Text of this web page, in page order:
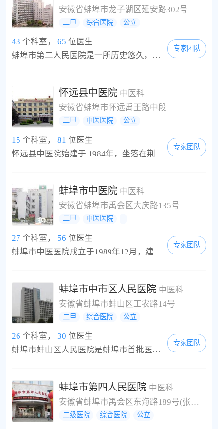
安徽省蚌埠市龙子湖区延安路302号
二甲 综合医院 公立
43 个科室， 65 位医生
蚌埠市第二人民医院是一所历史悠久，集医疗、科研、教学为一体，规模较大的综合性医院，也是蚌埠市唯一的一所红十字医院。它始创于1925年，其前身为意大利在华开办的教会医院，名为“仁慈医院”。1994年被国家卫生部评为“二级甲等医院”，1996年被评为“国家级爱婴医院”，现为卫生部紧急救援中心网络医院。医院占地面积6500平方米，建筑面积2.6万平方米，编制床位450张，实际开放床位520张。现有在职职工802人，离退休370人，其中，高级专...
专家团队
怀远县中医院 中医科
安徽省蚌埠市怀远禹王路中段
二甲 中医医院 公立
15 个科室， 81 位医生
怀远县中医院始建于 1984年，坐落在荆山之麓，涡淮之滨，依山傍水，景色秀丽。1998年被国家中医药管理局评为“二级甲等中医院”，先后荣获全国卫生先进集体、全省示范中医院、全省卫生先进集体、市级文明单位等多项光荣称号。2006年被省司法厅授予法医临床司法鉴定单位，2011年被评定为安徽中医学院临床教学医院。医院秉承“厚德、精医、怀善、致远”的院训，坚持“传承创新、济世惠民”的办院宗旨，励精图治，锐意进取，经过20多年的建...
专家团队
蚌埠市中医院 中医科
安徽省蚌埠市禹会区大庆路135号
二甲 中医医院
27 个科室， 56 位医生
蚌埠市中医医院成立于1989年12月，建院之初只有七十多名职工和一些简单的医疗器械，开设病床40张。十八年来，在政府的支持和帮助下，经过全院职工的艰苦创业，医院在规模、技术、人才、设备等方面都取得了长足进步，已发展成为编制床位210张，集医疗、科研、教学、康复、预防为一体的二级甲等中医医院，承担着蚌埠市人民群众的中医医疗保健防病任务，而且服务范围辐射至周边的阜阳、亳州、宿州、滁州等市。医院在职职工200人，其中高级...
专家团队
蚌埠市中市区人民医院 中医科
安徽省蚌埠市蚌山区工农路14号
二甲 综合医院 公立
26 个科室， 30 位医生
蚌埠市蚌山区人民医院是蚌埠市首批医保一级定点医院，新医疗楼建筑面积2500平方米，现有高、中级医技人员60余人，按一级甲等医院设置科室，功能齐全。有进口全自动血球分析仪，生化分析仪、尿液快速分析仪，心腹两用B超机，6511型心电图机，程控式F78－ⅡＣ型300mA医用诊断Ｘ射线机和SC-I型摄影床、脑电、地形图、乳腺诊断仪等先进设备，医院实行计算机管理。 手术室备有各科手术器械和代表国内先进水平的双凝高频电刀、麻醉机、心电监...
专家团队
蚌埠市第四人民医院 中医科
安徽省蚌埠市禹会区东海路189号(张公山四村，卷烟厂南侧）
二级医院 综合医院 公立